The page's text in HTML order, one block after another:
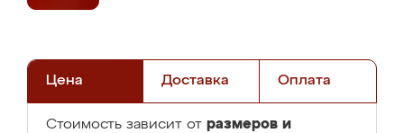
Цена Доставка Оплата
Стоимость зависит от размеров и